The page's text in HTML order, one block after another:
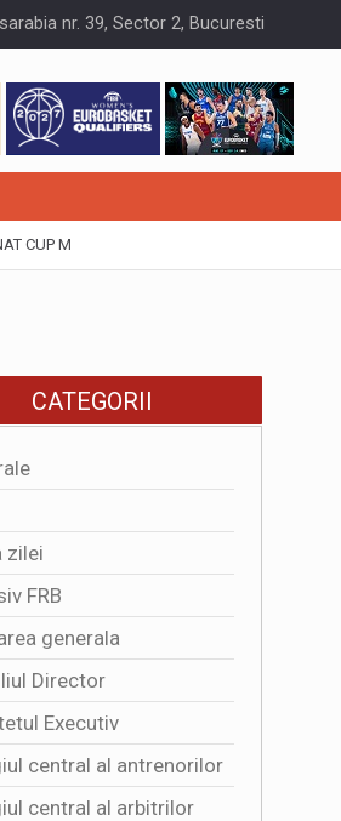
nr. 39, Sector 2, Bucuresti
CUP M
CATEGORII
zilei
FRB
generala
Director
Executiv
central al antrenorilor
central al arbitrilor